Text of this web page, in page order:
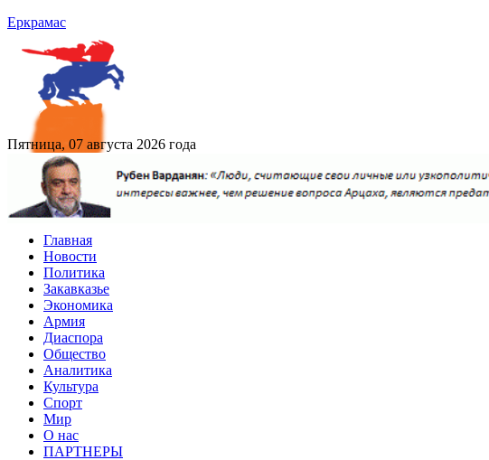
Еркрамас
Пятница, 07 августа 2026 года
Главная
Новости
Политика
Закавказье
Экономика
Армия
Диаспора
Общество
Аналитика
Культура
Спорт
Мир
О нас
ПАРТНЕРЫ